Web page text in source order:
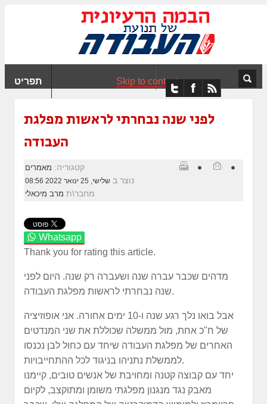
תפריט Skip to content
לפני שנה נבחרתי לראשות מפלגת
העבודה
קטגוריה: מאמרים
נוצר ב שלישי, 25 ינואר 2022 08:56
מחבר\ת מרב מיכאלי
Whatsapp
Thank you for rating this article.
מדהים שכבר עברה שנה ושעברה רק שנה. היום לפני
שנה נבחרתי לראשות מפלגת העבודה.
אבל בואו נלך רגע שנה ו-10 ימים אחורה. אני אופוזיציה
של ח"כ אחת, מול ממשלה שכוללת את שני המנדטים
האחרים של מפלגת העבודה שיחד עם כחול לבן נכנסו
לממשלת נתניהו בניגוד לכל ההתחייבויות.
יחד עם קבוצה קטנה ומחויבת של אנשים טובים, קיימנו
מאבק נגד מנגנון מפלגתי משומן ומתוקצב, לקיום